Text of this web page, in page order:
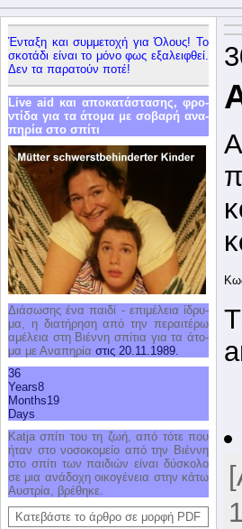
Έντα­ξη και συμ­με­το­χή για Όλους! Το
σκο­τά­δι εί­ναι το μό­νο φως εξα­λει­φθεί.
Δεν τα πα­ρα­τούν πο­τέ!
Live aid και απο­κα­τά­στα­σης, φρο­
ντί­δα για τα άτο­μα με σο­βα­ρή ανα­
πη­ρία στο σπί­τι
Διά­σω­σης ένα παι­δί - επι­μέ­λεια ίδρυ­
μα, η δια­τή­ρη­ση από την πε­ραι­τέ­ρω
αμέ­λεια στη Βιέν­νη σπί­τια για τα άτο­
μα με Ανα­πη­ρία στις 20.11.1989.
36
Years8
Months19
Days
Katja σπί­τι του τη ζωή, από τό­τε που
ήταν στο νο­σο­κο­μείο από την Βιέν­νη
στο σπί­τι των παι­διών εί­ναι δύ­σκο­λο
σε μια ανά­δο­χη οι­κο­γέ­νεια στην κά­τω
Αυ­στρία, βρέ­θη­κε.
Κατεβάστε το άρθρο σε μορφή PDF